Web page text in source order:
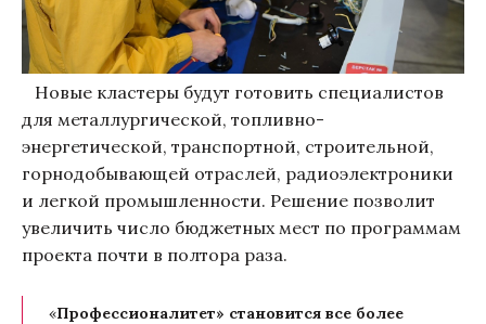
Новые кластеры будут готовить специалистов
для металлургической, топливно-
энергетической, транспортной, строительной,
горнодобывающей отраслей, радиоэлектроники
и легкой промышленности. Решение позволит
увеличить число бюджетных мест по программам
проекта почти в полтора раза.
«Профессионалитет» становится все более